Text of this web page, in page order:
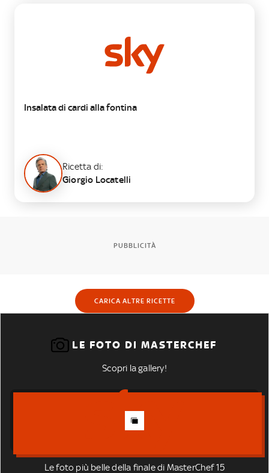
PUBBLICITÀ
Insalata di cardi alla fontina
Ricetta di:
Giorgio Locatelli
CARICA ALTRE RICETTE
LE FOTO DI MASTERCHEF
Scopri la gallery!
Le foto più belle della finale di MasterChef 15